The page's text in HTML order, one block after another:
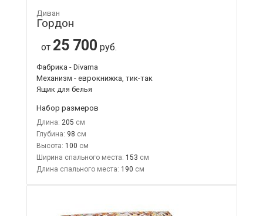
Диван
Гордон
от 25 700 руб.
Фабрика - Divama
Механизм - еврокнижка, тик-так
Ящик для белья
Набор размеров
Длина: 205
Глубина: 98
Высота: 100
Ширина спального места: 153
Длина спального места: 190